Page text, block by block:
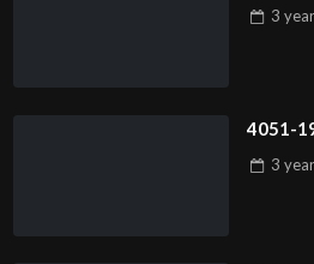
3
4051-
3